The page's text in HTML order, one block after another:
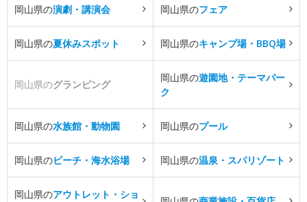
岡山県の演劇・講演会 岡山県のフェア
岡山県の夏休みスポット 岡山県のキャンプ場・BBQ場
岡山県のグランピング
岡山県の遊園地・テーマパー
ク
岡山県の水族館・動物園 岡山県のプール
岡山県のビーチ・海水浴場 岡山県の温泉・スパリゾート
岡山県のアウトレット・ショ